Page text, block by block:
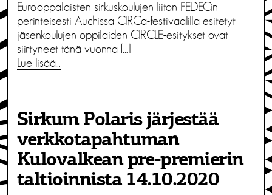
Eurooppalaisten sirkuskoulujen liiton FEDECin
perinteisesti Auchissa CIRCa-festivaalilla esitetyt
jäsenkoulujen oppilaiden CIRCLE-esitykset ovat
siirtyneet tänä vuonna […]
Lue lisää…
Sirkum Polaris järjestää
verkkotapahtuman
Kulovalkean pre-premierin
taltioinnista 14.10.2020